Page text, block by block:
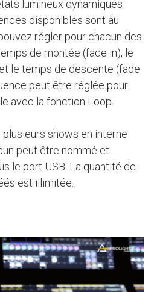
lumineux dynamiques
disponibles sont au
régler pour chacun des
de montée (fade in), le
le temps de descente (fade
peut être réglée pour
avec la fonction Loop.
shows en interne
peut être nommé et
le port USB. La quantité de
est illimitée.